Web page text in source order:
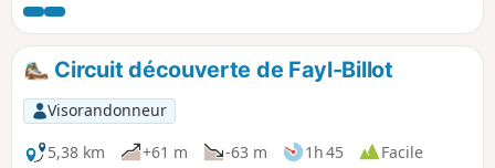
Blanc si beau temps dégagé.
Circuit découverte de Fayl-Billot
Visorandonneur
5,38 km
+61 m -63 m 1h 45
Facile